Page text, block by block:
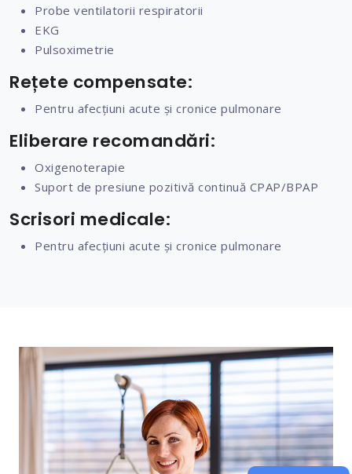
Probe ventilatorii respiratorii
EKG
Pulsoximetrie
Rețete compensate:
Pentru afecțiuni acute și cronice pulmonare
Eliberare recomandări:
Oxigenoterapie
Suport de presiune pozitivă continuă CPAP/BPAP
Scrisori medicale:
Pentru afecțiuni acute și cronice pulmonare